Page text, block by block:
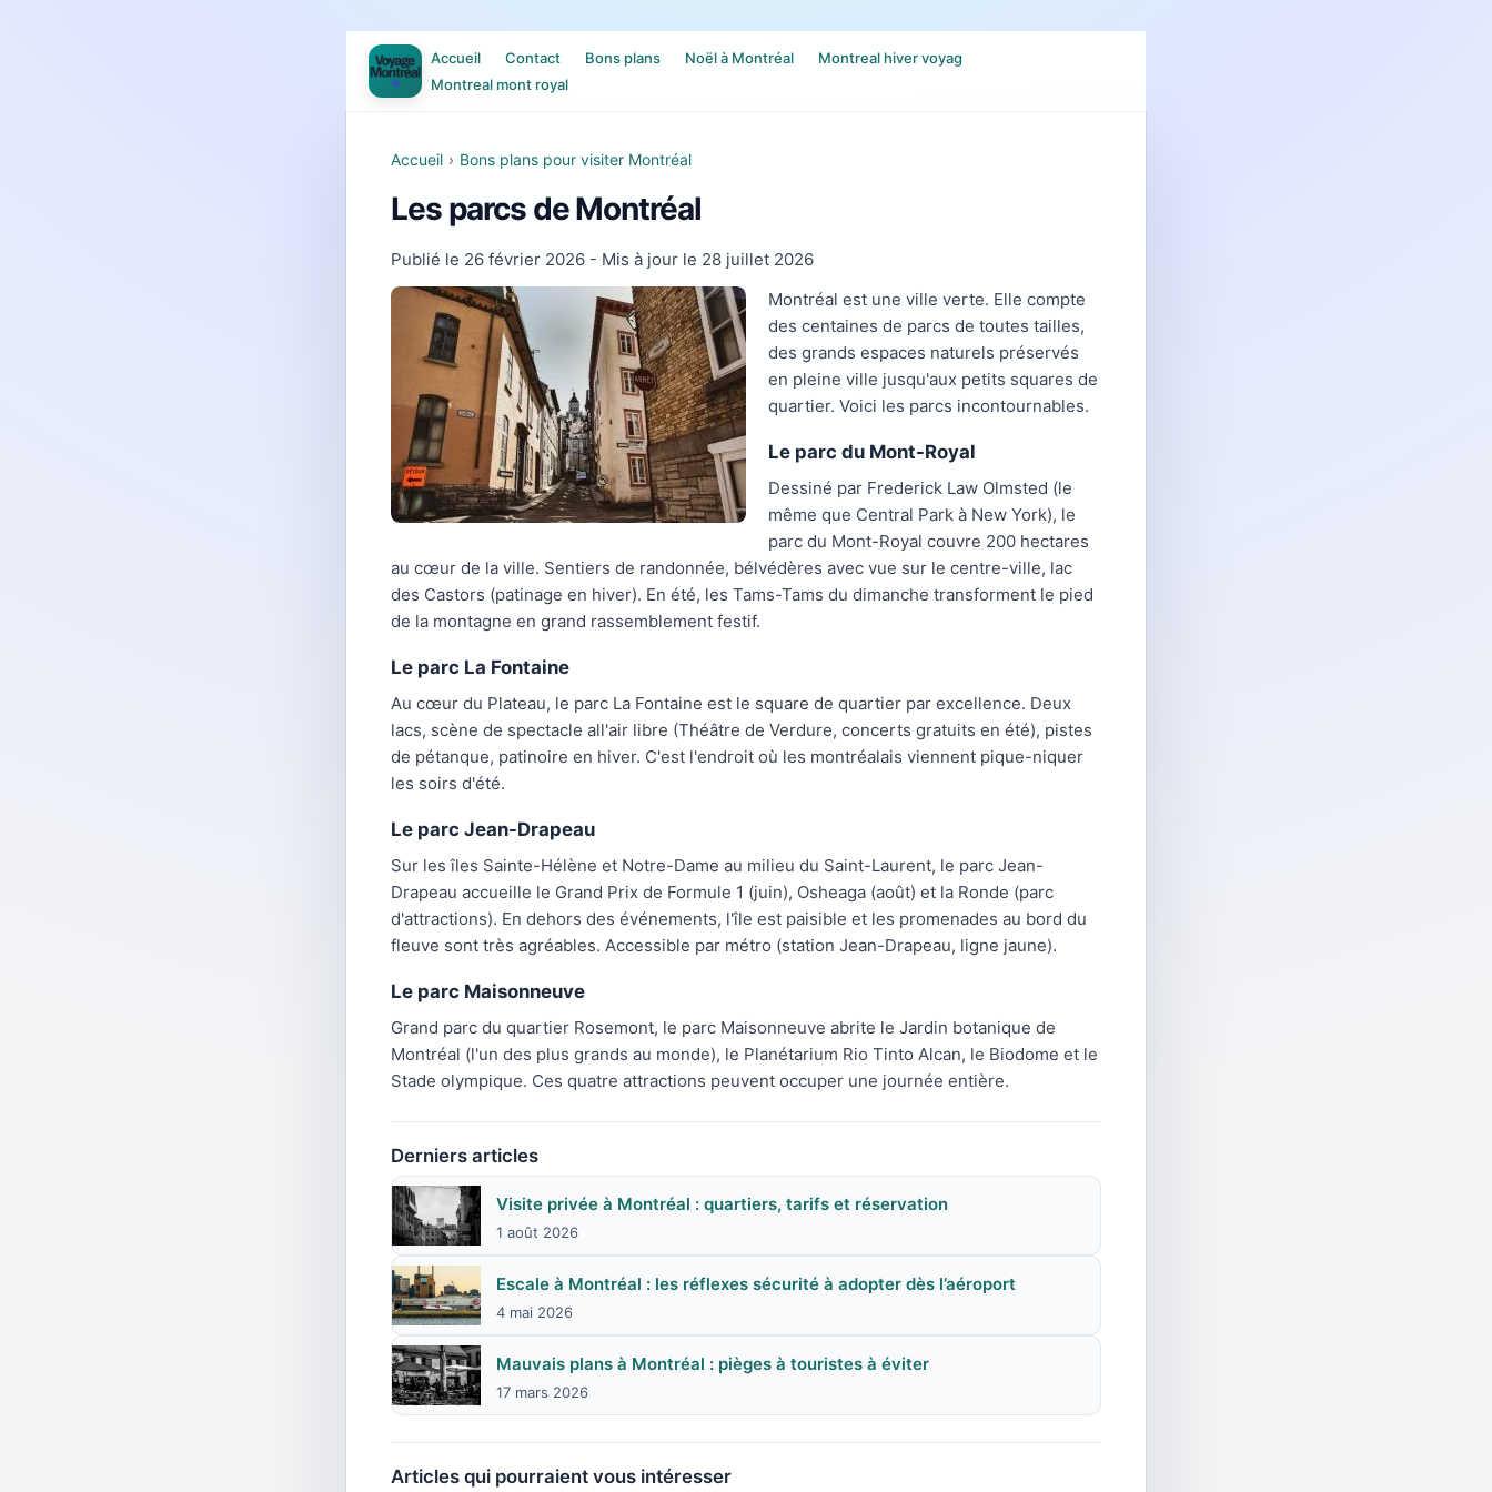
Accueil Contact Bons plans Noël à Montréal
Montreal hiver voyag
Montreal mont royal
Accueil › Bons plans pour visiter Montréal
Les parcs de Montréal
Publié le 26 février 2026 - Mis à jour le 28 juillet 2026
Montréal est une ville verte. Elle compte
des centaines de parcs de toutes tailles,
des grands espaces naturels préservés
en pleine ville jusqu'aux petits squares de
quartier. Voici les parcs incontournables.
Le parc du Mont-Royal
Dessiné par Frederick Law Olmsted (le
même que Central Park à New York), le
parc du Mont-Royal couvre 200 hectares
au cœur de la ville. Sentiers de randonnée, bélvédères avec vue sur le centre-ville, lac
des Castors (patinage en hiver). En été, les Tams-Tams du dimanche transforment le pied
de la montagne en grand rassemblement festif.
Le parc La Fontaine
Au cœur du Plateau, le parc La Fontaine est le square de quartier par excellence. Deux
lacs, scène de spectacle all'air libre (Théâtre de Verdure, concerts gratuits en été), pistes
de pétanque, patinoire en hiver. C'est l'endroit où les montréalais viennent pique-niquer
les soirs d'été.
Le parc Jean-Drapeau
Sur les îles Sainte-Hélène et Notre-Dame au milieu du Saint-Laurent, le parc Jean-
Drapeau accueille le Grand Prix de Formule 1 (juin), Osheaga (août) et la Ronde (parc
d'attractions). En dehors des événements, l'île est paisible et les promenades au bord du
fleuve sont très agréables. Accessible par métro (station Jean-Drapeau, ligne jaune).
Le parc Maisonneuve
Grand parc du quartier Rosemont, le parc Maisonneuve abrite le Jardin botanique de
Montréal (l'un des plus grands au monde), le Planétarium Rio Tinto Alcan, le Biodome et le
Stade olympique. Ces quatre attractions peuvent occuper une journée entière.
Derniers articles
Visite privée à Montréal : quartiers, tarifs et réservation
1 août 2026
Escale à Montréal : les réflexes sécurité à adopter dès l’aéroport
4 mai 2026
Mauvais plans à Montréal : pièges à touristes à éviter
17 mars 2026
Articles qui pourraient vous intéresser